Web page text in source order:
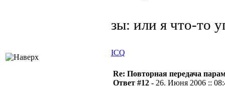
зы: или я что-то
ICQ
Re: Повторная передача
Ответ #12 - 26. Июня 2006 ::